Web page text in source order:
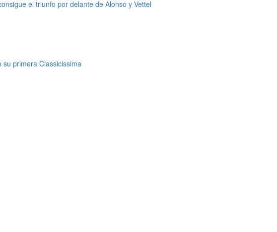
el triunfo por delante de Alonso y Vettel
su primera Classicissima